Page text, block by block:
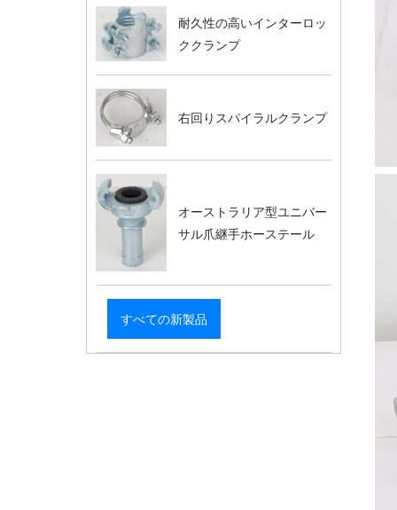
耐久性の高いインターロッ
ククランプ
右回りスパイラルクランプ
オーストラリア型ユニバー
サル爪継手ホーステール
すべての新製品